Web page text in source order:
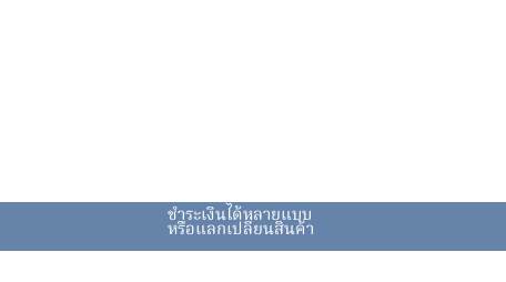
ชำระเงินได้หลายแบบ
หรือแลกเปลี่ยนสินค้า